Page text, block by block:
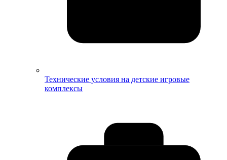
Технические условия на детские игровые
комплексы